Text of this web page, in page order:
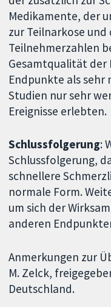
Medikamente, der
zur Teilnarkose und
Teilnehmerzahlen
Gesamtqualität der
Endpunkte als sehr
Studien nur sehr
Ereignisse erlebten.
Schlussfolgerung:
Schlussfolgerung,
schnellere
normale Form.
um sich der
anderen
Anmerkungen zur
M. Zelck,
Deutschland.